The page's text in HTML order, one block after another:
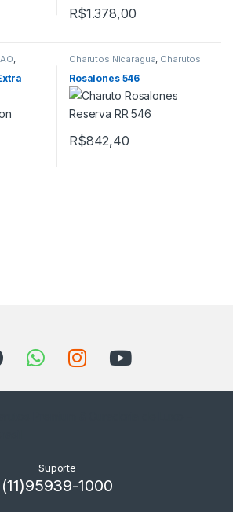
R$1.378,00
, Charutos Nicaragua, Charutos
Rosalones 546
R$842,40
Suporte
(11)95939-1000